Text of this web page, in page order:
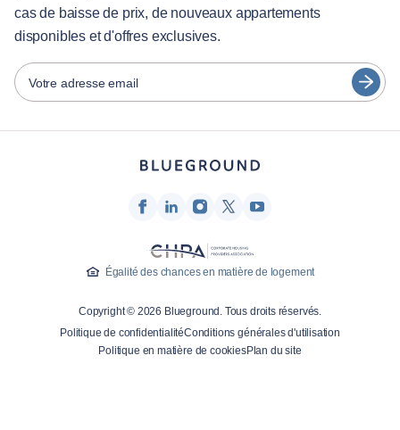
Partenaires
Opérateurs de location de meubles
Propriétaires
Partenaires de franchise
À propos de nous
Español
Français
Türkçe
cas de baisse de prix, de nouveaux appartements
disponibles et d'offres exclusives.
Votre adresse email
Égalité des chances en matière de logement
Copyright © 2026 Blueground. Tous droits réservés.
Politique de confidentialitéConditions générales d'utilisation
Politique en matière de cookiesPlan du site